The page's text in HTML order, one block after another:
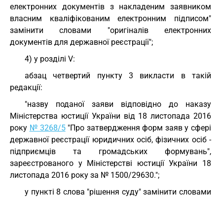
електронних документів з накладеним заявником
власним кваліфікованим електронним підписом"
замінити словами "оригіналів електронних
документів для державної реєстрації";
4) у розділі V:
абзац четвертий пункту 3 викласти в такій
редакції:
"назву поданої заяви відповідно до наказу
Міністерства юстиції України від 18 листопада 2016
року № 3268/5"Про затвердження форм заяв у сфері
державної реєстрації юридичних осіб, фізичних осіб -
підприємців та громадських формувань",
зареєстрованого у Міністерстві юстиції України 18
листопада 2016 року за № 1500/29630.";
у пункті 8 слова "рішення суду" замінити словами